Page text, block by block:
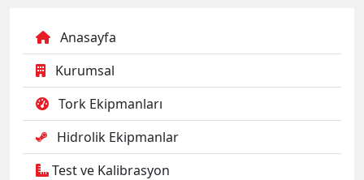
Anasayfa
Kurumsal
Tork Ekipmanları
Hidrolik Ekipmanlar
Test ve Kalibrasyon